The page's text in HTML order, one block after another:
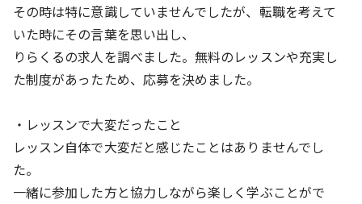
その時は特に意識していませんでしたが、転職を考えて
いた時にその言葉を思い出し、
りらくるの求人を調べました。無料のレッスンや充実し
た制度があったため、応募を決めました。
・レッスンで大変だったこと
レッスン自体で大変だと感じたことはありませんでし
た。
一緒に参加した方と協力しながら楽しく学ぶことがで